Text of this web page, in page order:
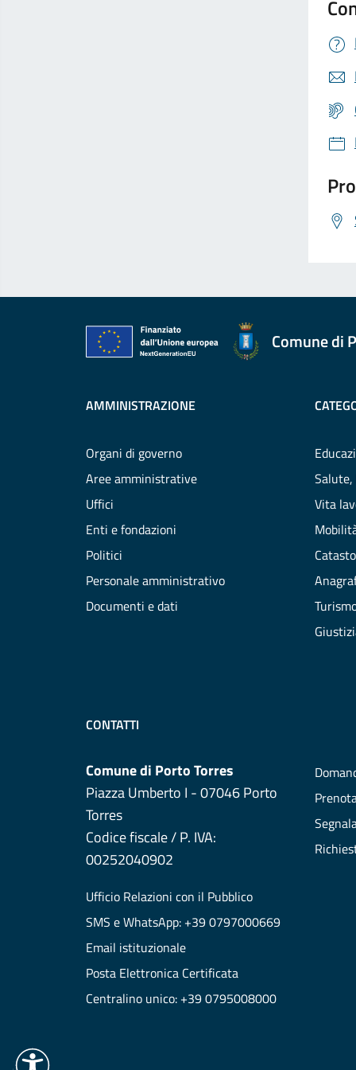
Comune di
AMMINISTRAZIONE
Organi di governo
Aree amministrative
Uffici
Enti e fondazioni
Politici
Personale amministrativo
Documenti e dati
Salute,
Vita
CONTATTI
Comune di Porto Torres
Piazza Umberto I - 07046 Porto
Torres
Codice fiscale / P. IVA:
00252040902
Ufficio Relazioni con il Pubblico
SMS e WhatsApp: +39 0797000669
Email istituzionale
Posta Elettronica Certificata
Centralino unico: +39 0795008000